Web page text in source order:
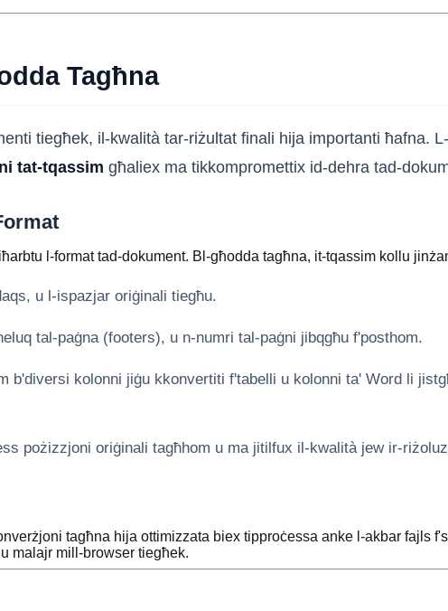
Tagħna
tiegħek, il-kwalità tar-riżultat finali hija importanti ħafna.
tat-tqassim għaliex ma tikkompromettix id-dehra tad-
l-format tad-dokument. Bl-għodda tagħna, it-tqassim kollu
u l-ispazjar oriġinali tiegħu.
tal-paġna (footers), u n-numri tal-paġni jibqgħu f'posthom.
b'diversi kolonni jiġu kkonvertiti f'tabelli u kolonni ta' Word li
pożizzjoni oriġinali tagħhom u ma jitilfux il-kwalità jew ir-
tagħna hija ottimizzata biex tipproċessa anke l-akbar fajls
malajr mill-browser tiegħek.